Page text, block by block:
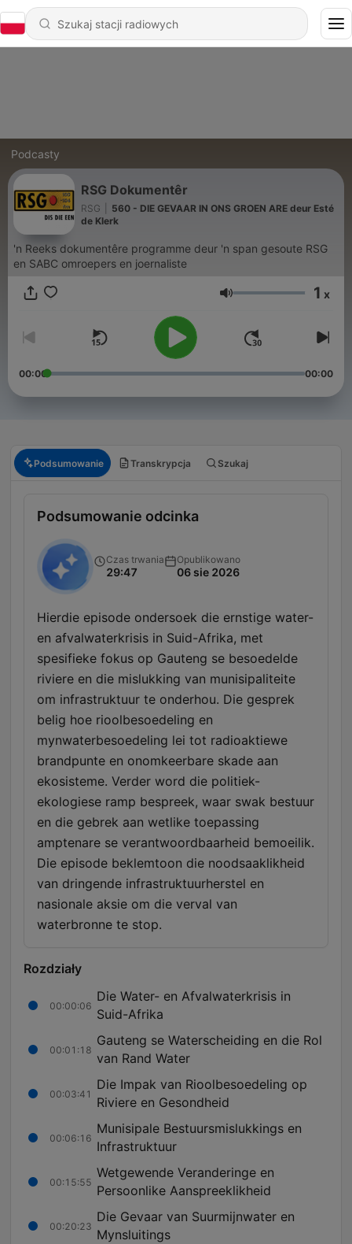
Podcasty
RSG Dokumentêr
RSG
560 - DIE GEVAAR IN ONS GROEN ARE deur Esté
de Klerk
'n Reeks dokumentêre programme deur 'n span gesoute RSG
en SABC omroepers en joernaliste
Głośność 1 x
00:00 00:00
Podsumowanie Transkrypcja Szukaj
Podsumowanie odcinka
Czas trwania
29:47
Opublikowano
06 sie 2026
Hierdie episode ondersoek die ernstige water-
en afvalwaterkrisis in Suid-Afrika, met
spesifieke fokus op Gauteng se besoedelde
riviere en die mislukking van munisipaliteite
om infrastruktuur te onderhou. Die gesprek
belig hoe rioolbesoedeling en
mynwaterbesoedeling lei tot radioaktiewe
brandpunte en onomkeerbare skade aan
ekosisteme. Verder word die politiek-
ekologiese ramp bespreek, waar swak bestuur
en die gebrek aan wetlike toepassing
amptenare se verantwoordbaarheid bemoeilik.
Die episode beklemtoon die noodsaaklikheid
van dringende infrastruktuurherstel en
nasionale aksie om die verval van
waterbronne te stop.
Rozdziały
00:00:06
Die Water- en Afvalwaterkrisis in
Suid-Afrika
00:01:18
Gauteng se Waterscheiding en die Rol
van Rand Water
00:03:41
Die Impak van Rioolbesoedeling op
Riviere en Gesondheid
00:06:16
Munisipale Bestuursmislukkings en
Infrastruktuur
00:15:55
Wetgewende Veranderinge en
Persoonlike Aanspreeklikheid
00:20:23
Die Gevaar van Suurmijnwater en
Mynsluitings